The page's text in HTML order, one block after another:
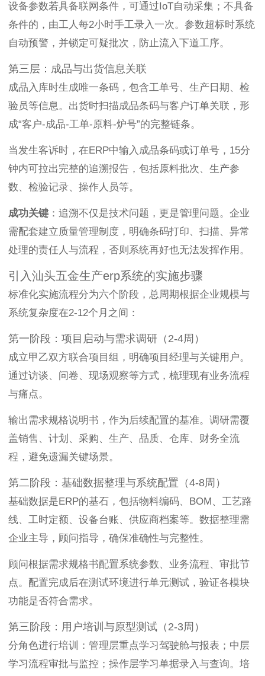
设备参数若具备联网条件，可通过IoT自动采集；不具备
条件的，由工人每2小时手工录入一次。参数超标时系统
自动预警，并锁定可疑批次，防止流入下道工序。
第三层：成品与出货信息关联
成品入库时生成唯一条码，包含工单号、生产日期、检
验员等信息。出货时扫描成品条码与客户订单关联，形
成“客户-成品-工单-原料-炉号”的完整链条。
当发生客诉时，在ERP中输入成品条码或订单号，15分
钟内可拉出完整的追溯报告，包括原料批次、生产参
数、检验记录、操作人员等。
成功关键 ：追溯不仅是技术问题，更是管理问题。企业
需配套建立质量管理制度，明确条码打印、扫描、异常
处理的责任人与流程，否则系统再好也无法发挥作用。
引入汕头五金生产erp系统的实施步骤
标准化实施流程分为六个阶段，总周期根据企业规模与
系统复杂度在2-12个月之间：
第一阶段：项目启动与需求调研（2-4周）
成立甲乙双方联合项目组，明确项目经理与关键用户。
通过访谈、问卷、现场观察等方式，梳理现有业务流程
与痛点。
输出需求规格说明书，作为后续配置的基准。调研需覆
盖销售、计划、采购、生产、品质、仓库、财务全流
程，避免遗漏关键场景。
第二阶段：基础数据整理与系统配置（4-8周）
基础数据是ERP的基石，包括物料编码、BOM、工艺路
线、工时定额、设备台账、供应商档案等。数据整理需
企业主导，顾问指导，确保准确性与完整性。
顾问根据需求规格书配置系统参数、业务流程、审批节
点。配置完成后在测试环境进行单元测试，验证各模块
功能是否符合需求。
第三阶段：用户培训与原型测试（2-3周）
分角色进行培训：管理层重点学习驾驶舱与报表；中层
学习流程审批与监控；操作层学习单据录入与查询。培